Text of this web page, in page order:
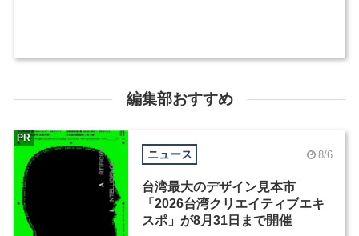
編集部おすすめ
ニュース 8/6
台湾最大のデザイン見本市
「2026台湾クリエイティブエキ
スポ」が8月31日まで開催
PR